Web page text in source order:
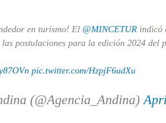
en turismo! El @MINCETURindicó
postulaciones para la edición 2024 del
pic.twitter.com/HzpjF6udXu
(@Agencia_Andina)